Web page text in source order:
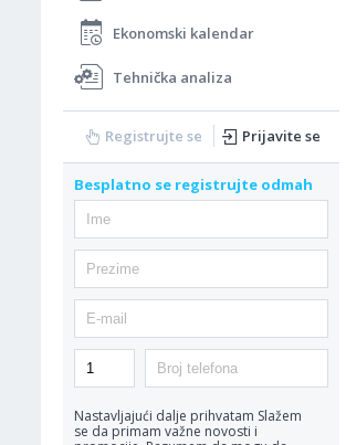
Ekonomski kalendar
Tehnička analiza
Registrujte se Prijavite se
Besplatno se registrujte odmah
Nastavljajući dalje prihvatam Slažem
se da primam važne novosti i